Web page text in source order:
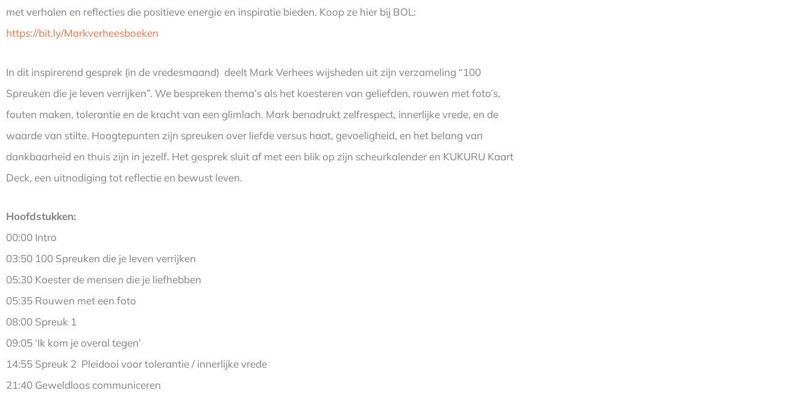
met verhalen en reflecties die positieve energie en inspiratie bieden. Koop ze hier bij BOL:
https://bit.ly/Markverheesboeken
In dit inspirerend gesprek (in de vredesmaand) deelt Mark Verhees wijsheden uit zijn verzameling “100
Spreuken die je leven verrijken”. We bespreken thema’s als het koesteren van geliefden, rouwen met foto’s,
fouten maken, tolerantie en de kracht van een glimlach. Mark benadrukt zelfrespect, innerlijke vrede, en de
waarde van stilte. Hoogtepunten zijn spreuken over liefde versus haat, gevoeligheid, en het belang van
dankbaarheid en thuis zijn in jezelf. Het gesprek sluit af met een blik op zijn scheurkalender en KUKURU Kaart
Deck, een uitnodiging tot reflectie en bewust leven.
Hoofdstukken:
00:00 Intro
03:50 100 Spreuken die je leven verrijken
05:30 Koester de mensen die je liefhebben
05:35 Rouwen met een foto
08:00 Spreuk 1
09:05 ‘Ik kom je overal tegen’
14:55 Spreuk 2 Pleidooi voor tolerantie / innerlijke vrede
21:40 Geweldloos communiceren